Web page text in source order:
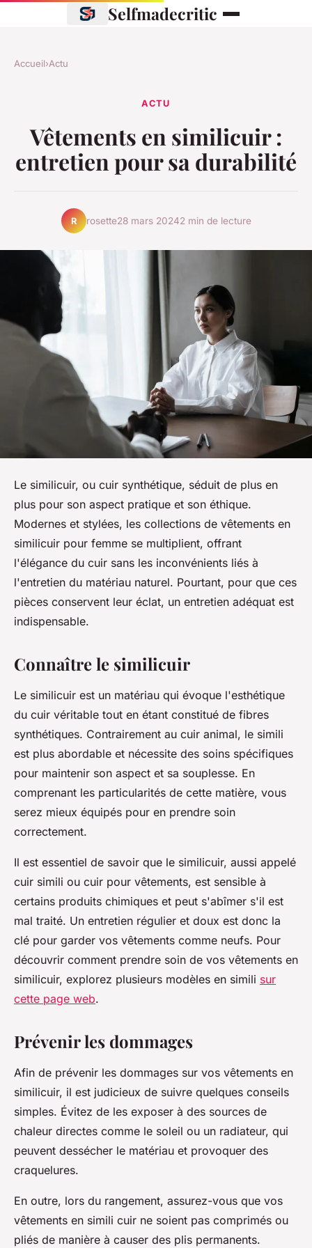
Selfmadecritic
Accueil›Actu
ACTU
Vêtements en similicuir :
entretien pour sa durabilité
R rosette28 mars 20242 min de lecture
Le similicuir, ou cuir synthétique, séduit de plus en
plus pour son aspect pratique et son éthique.
Modernes et stylées, les collections de vêtements en
similicuir pour femme se multiplient, offrant
l'élégance du cuir sans les inconvénients liés à
l'entretien du matériau naturel. Pourtant, pour que ces
pièces conservent leur éclat, un entretien adéquat est
indispensable.
Connaître le similicuir
Le similicuir est un matériau qui évoque l'esthétique
du cuir véritable tout en étant constitué de fibres
synthétiques. Contrairement au cuir animal, le simili
est plus abordable et nécessite des soins spécifiques
pour maintenir son aspect et sa souplesse. En
comprenant les particularités de cette matière, vous
serez mieux équipés pour en prendre soin
correctement.
Il est essentiel de savoir que le similicuir, aussi appelé
cuir simili ou cuir pour vêtements, est sensible à
certains produits chimiques et peut s'abîmer s'il est
mal traité. Un entretien régulier et doux est donc la
clé pour garder vos vêtements comme neufs. Pour
découvrir comment prendre soin de vos vêtements en
similicuir, explorez plusieurs modèles en simili sur
cette page web.
Prévenir les dommages
Afin de prévenir les dommages sur vos vêtements en
similicuir, il est judicieux de suivre quelques conseils
simples. Évitez de les exposer à des sources de
chaleur directes comme le soleil ou un radiateur, qui
peuvent dessécher le matériau et provoquer des
craquelures.
En outre, lors du rangement, assurez-vous que vos
vêtements en simili cuir ne soient pas comprimés ou
pliés de manière à causer des plis permanents.